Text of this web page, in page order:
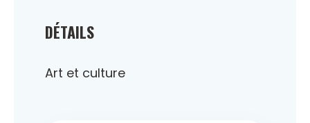
DÉTAILS
Art et culture